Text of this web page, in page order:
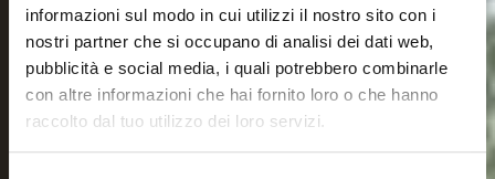
informazioni sul modo in cui utilizzi il nostro sito con i
nostri partner che si occupano di analisi dei dati web,
pubblicità e social media, i quali potrebbero combinarle
con altre informazioni che hai fornito loro o che hanno
raccolto dal tuo utilizzo dei loro servizi.